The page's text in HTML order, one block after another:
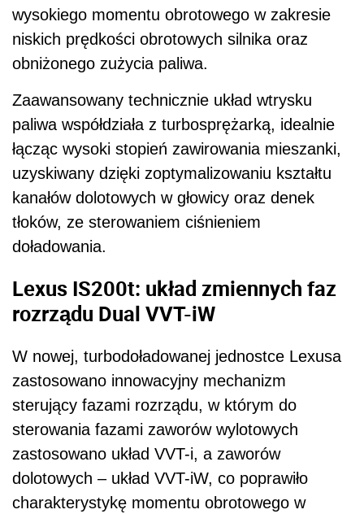
wysokiego momentu obrotowego w zakresie
niskich prędkości obrotowych silnika oraz
obniżonego zużycia paliwa.
Zaawansowany technicznie układ wtrysku
paliwa współdziała z turbosprężarką, idealnie
łącząc wysoki stopień zawirowania mieszanki,
uzyskiwany dzięki zoptymalizowaniu kształtu
kanałów dolotowych w głowicy oraz denek
tłoków, ze sterowaniem ciśnieniem
doładowania.
Lexus IS200t: układ zmiennych faz
rozrządu Dual VVT-iW
W nowej, turbodoładowanej jednostce Lexusa
zastosowano innowacyjny mechanizm
sterujący fazami rozrządu, w którym do
sterowania fazami zaworów wylotowych
zastosowano układ VVT-i, a zaworów
dolotowych – układ VVT-iW, co poprawiło
charakterystykę momentu obrotowego w